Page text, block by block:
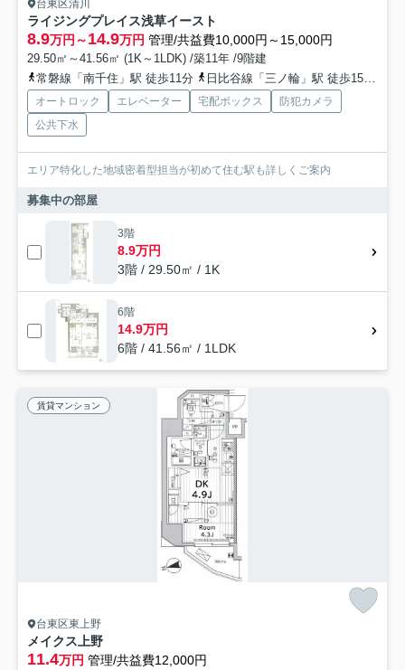
台東区清川
ライジングプレイス浅草イースト
8.9万円～14.9万円 管理/共益費10,000円～15,000円
29.50㎡～41.56㎡ (1K～1LDK) /築11年 /9階建
常磐線「南千住」駅 徒歩11分
日比谷線「三ノ輪」駅 徒歩15分
オートロック エレベーター 宅配ボックス
防犯カメラ
公共下水
エリア特化した地域密着型担当が初めて住む駅も詳しくご案内
募集中の部屋
3階
8.9万円
3階 / 29.50㎡ / 1K
6階
14.9万円
6階 / 41.56㎡ / 1LDK
賃貸マンション
台東区東上野
メイクス上野
11.4万円 管理/共益費12,000円